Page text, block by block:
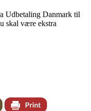
Udbetaling Danmark til
skal være ekstra
Print